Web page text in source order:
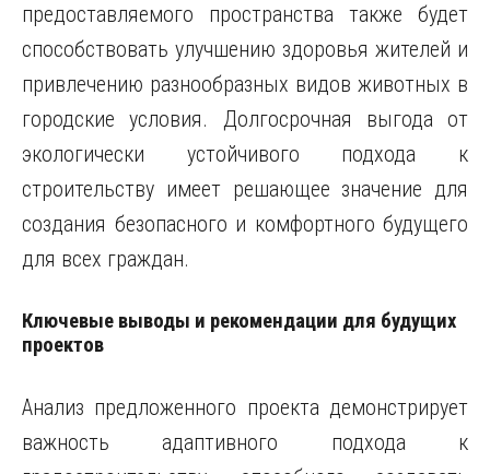
предоставляемого пространства также будет
способствовать улучшению здоровья жителей и
привлечению разнообразных видов животных в
городские условия. Долгосрочная выгода от
экологически устойчивого подхода к
строительству имеет решающее значение для
создания безопасного и комфортного будущего
для всех граждан.
Ключевые выводы и рекомендации для будущих
проектов
Анализ предложенного проекта демонстрирует
важность адаптивного подхода к